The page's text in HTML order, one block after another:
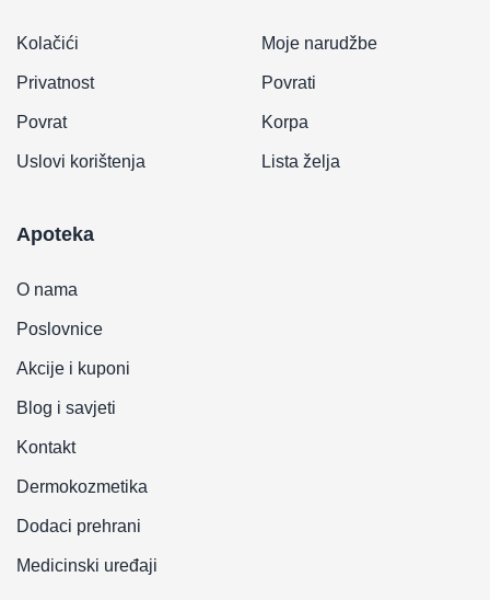
Kolačići
Privatnost
Povrat
Uslovi korištenja
Moje narudžbe
Povrati
Korpa
Lista želja
Apoteka
O nama
Poslovnice
Akcije i kuponi
Blog i savjeti
Kontakt
Dermokozmetika
Dodaci prehrani
Medicinski uređaji